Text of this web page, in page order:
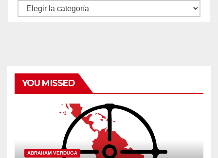
Autores
YOU MISSED
ABRAHAM VERDUGA